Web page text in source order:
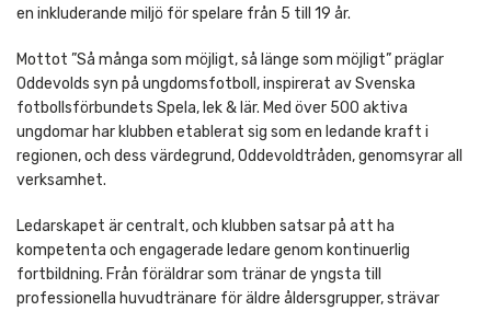
en inkluderande miljö för spelare från 5 till 19 år.
Mottot ”Så många som möjligt, så länge som möjligt” präglar
Oddevolds syn på ungdomsfotboll, inspirerat av Svenska
fotbollsförbundets Spela, lek & lär. Med över 500 aktiva
ungdomar har klubben etablerat sig som en ledande kraft i
regionen, och dess värdegrund, Oddevoldtråden, genomsyrar all
verksamhet.
Ledarskapet är centralt, och klubben satsar på att ha
kompetenta och engagerade ledare genom kontinuerlig
fortbildning. Från föräldrar som tränar de yngsta till
professionella huvudtränare för äldre åldersgrupper, strävar